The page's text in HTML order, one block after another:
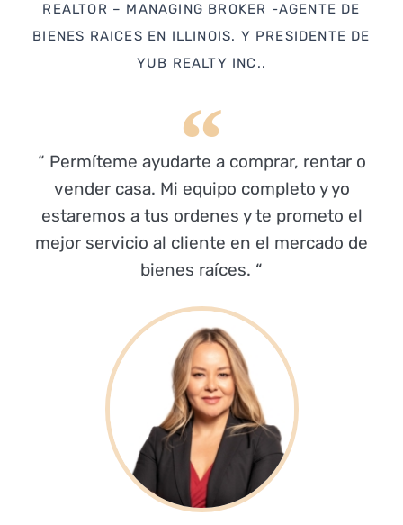
REALTOR – MANAGING BROKER -AGENTE DE
BIENES RAICES EN ILLINOIS. Y PRESIDENTE DE
YUB REALTY INC..
“ Permíteme ayudarte a comprar, rentar o
vender casa. Mi equipo completo y yo
estaremos a tus ordenes y te prometo el
mejor servicio al cliente en el mercado de
bienes raíces. “